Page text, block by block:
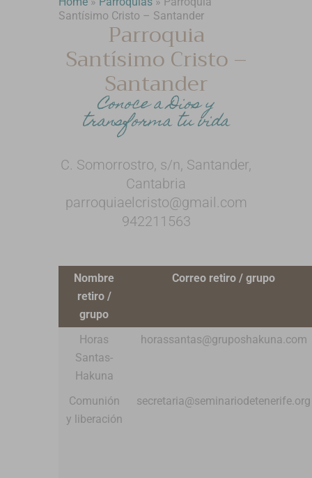
Santísimo Cristo – Santander
Parroquia
Santísimo Cristo –
Santander
Conoce a Dios y
transforma tu vida
C. Somorrostro, s/n, Santander,
Cantabria
parroquiaelcristo@gmail.com
942211563
Nombre
retiro /
grupo
Correo retiro / grupo
Horas
Santas-
Hakuna
horassantas@gruposhakuna.com
Comunión
y liberación
secretaria@seminariodetenerife.org